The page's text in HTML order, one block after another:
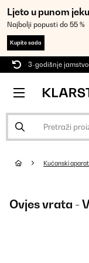
Ljeto u punom jeku
Najbolji popusti do 55 %
Kupite sada
3-godišnje jamstvo
Kućanski
Ovjes vrata -